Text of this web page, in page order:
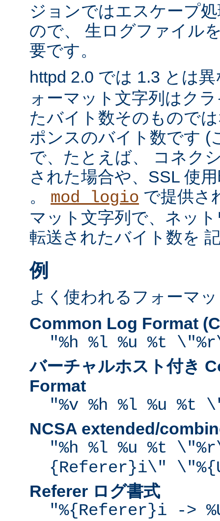
ジョンではエスケープ
ので、 生ログファイル
要です。
httpd 2.0 では 1.3 とは
ォーマット文字列はク
たバイト数そのもので
ポンスのバイト数です (
で、たとえば、 コネク
された場合や、SSL 使
。 mod_logio で提供さ
マット文字列で、ネッ
転送されたバイト数を
例
よく使われるフォーマ
Common Log Format
"%h %l %u %t
バーチャルホスト付き
Format
"%v %h %l %u %t
NCSA extended/
"%h %l %u %t
{Referer}i\"
Referer ログ書式
"%{Referer}i ->